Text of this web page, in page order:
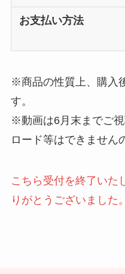
お支払い方法
※商品の性質上、購入
す。
※動画は6月末までご
ロード等はできません
こちら受付を終了いた
りがとうございました。